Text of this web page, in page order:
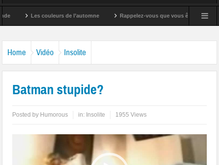
Les couleurs de l’automne Rappelez-vous que vous êtes super !
Home Vidéo Insolite
Batman stupide?
Posted by Humorous in: Insolite 1955 Views